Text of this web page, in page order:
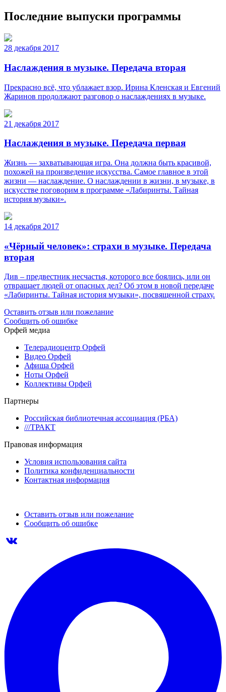
Последние выпуски программы
28 декабря 2017
Наслаждения в музыке. Передача вторая
Прекрасно всё, что ублажает взор. Ирина Кленская и Евгений
Жаринов продолжают разговор о наслаждениях в музыке.
21 декабря 2017
Наслаждения в музыке. Передача первая
Жизнь — захватывающая игра. Она должна быть красивой,
похожей на произведение искусства. Самое главное в этой
жизни — наслаждение. О наслаждении в жизни, в музыке, в
искусстве поговорим в программе «Лабиринты. Тайная
история музыки».
14 декабря 2017
«Чёрный человек»: страхи в музыке. Передача
вторая
Див – предвестник несчастья, которого все боялись, или он
отвращает людей от опасных дел? Об этом в новой передаче
«Лабиринты. Тайная история музыки», посвященной страху.
Оставить отзыв или пожелание
Сообщить об ошибке
Орфей медиа
Телерадиоцентр Орфей
Видео Орфей
Афиша Орфей
Ноты Орфей
Коллективы Орфей
Партнеры
Российская библиотечная ассоциация (РБА)
///ТРАКТ
Правовая информация
Условия использования сайта
Политика конфиденциальности
Контактная информация
Оставить отзыв или пожелание
Сообщить об ошибке